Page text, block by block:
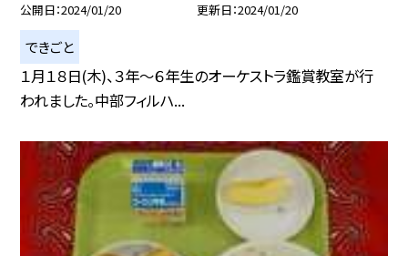
公開日 2024/01/20 更新日 2024/01/20
できごと
１月１８日(木)、３年〜６年生のオーケストラ鑑賞教室が行
われました。中部フィルハ...